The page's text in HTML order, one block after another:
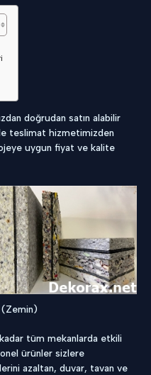
doğrudan satın alabilir
teslimat hizmetimizden
uygun fiyat ve kalite
(Zemin)
tüm mekanlarda etkili
ürünler sizlere
azaltan, duvar, tavan ve